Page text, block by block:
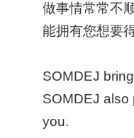
做事情常常不
能拥有您想要
SOMDEJ
SOMDEJ also
you.